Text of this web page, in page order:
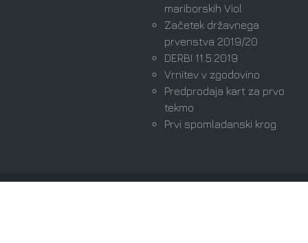
mariborskih Viol
Začetek državnega
prvenstva 2019/20
DERBI 11.5.2019
Vrnitev v zgodovino
Predprodaja kart za prvo
tekmo
Prvi spomladanski krog